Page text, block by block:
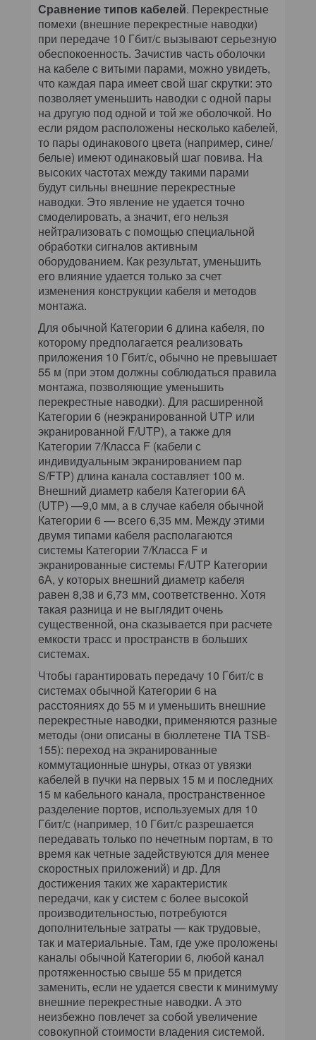
Сравнение типов кабелей. Перекрестные
помехи (внешние перекрестные наводки)
при передаче 10 Гбит/с вызывают серьезную
обеспокоенность. Зачистив часть оболочки
на кабеле c витыми парами, можно увидеть,
что каждая пара имеет свой шаг скрутки: это
позволяет уменьшить наводки с одной пары
на другую под одной и той же оболочкой. Но
если рядом расположены несколько кабелей,
то пары одинакового цвета (например, сине/
белые) имеют одинаковый шаг повива. На
высоких частотах между такими парами
будут сильны внешние перекрестные
наводки. Это явление не удается точно
смоделировать, а значит, его нельзя
нейтрализовать с помощью специальной
обработки сигналов активным
оборудованием. Как результат, уменьшить
его влияние удается только за счет
изменения конструкции кабеля и методов
монтажа.
Для обычной Категории 6 длина кабеля, по
которому предполагается реализовать
приложения 10 Гбит/с, обычно не превышает
55 м (при этом должны соблюдаться правила
монтажа, позволяющие уменьшить
перекрестные наводки). Для расширенной
Категории 6 (неэкранированной UTP или
экранированной F/UTP), а также для
Категории 7/Класса F (кабели с
индивидуальным экранированием пар
S/FTP) длина канала составляет 100 м.
Внешний диаметр кабеля Категории 6А
(UTP) —9,0 мм, а в случае кабеля обычной
Категории 6 — всего 6,35 мм. Между этими
двумя типами кабеля располагаются
системы Категории 7/Класса F и
экранированные системы F/UTP Категории
6А, у которых внешний диаметр кабеля
равен 8,38 и 6,73 мм, соответственно. Хотя
такая разница и не выглядит очень
существенной, она сказывается при расчете
емкости трасс и пространств в больших
системах.
Чтобы гарантировать передачу 10 Гбит/с в
системах обычной Категории 6 на
расстояниях до 55 м и уменьшить внешние
перекрестные наводки, применяются разные
методы (они описаны в бюллетене TIA TSB-
155): переход на экранированные
коммутационные шнуры, отказ от увязки
кабелей в пучки на первых 15 м и последних
15 м кабельного канала, пространственное
разделение портов, используемых для 10
Гбит/с (например, 10 Гбит/с разрешается
передавать только по нечетным портам, в то
время как четные задействуются для менее
скоростных приложений) и др. Для
достижения таких же характеристик
передачи, как у систем с более высокой
производительностью, потребуются
дополнительные затраты — как трудовые,
так и материальные. Там, где уже проложены
каналы обычной Категории 6, любой канал
протяженностью свыше 55 м придется
заменить, если не удается свести к минимуму
внешние перекрестные наводки. А это
неизбежно повлечет за собой увеличение
совокупной стоимости владения системой.